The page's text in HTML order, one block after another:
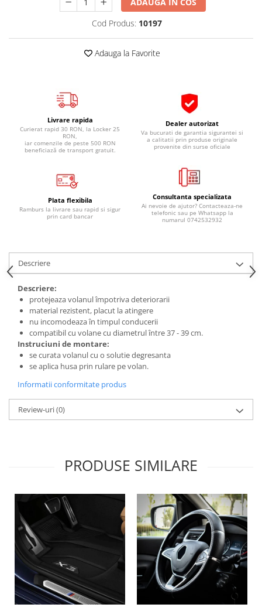
Pipe si fise bujii
Semnalizare
Oglinzi moto
BMW Motorrad
Consumabile BMW Motorrad
Ulei furca moto
Aditivi moto
Lichid de frana
Vaselina si spray-uri tehnice moto
Filtre moto
Filtru combustibil
Buson golire ulei
Filtru ulei moto
Filtru aer moto
Intretinere si curatare filtre moto
Intretinere echipament moto
Accesorii moto
Genti bagaje moto
Huse moto
Suporti si kituri montaj topcase
Suporti si placi prindere
Cod Produs: 10197
Adauga la Favorite
Livrare rapida
Curierat rapid 30 RON, la Locker 25
RON,
iar comenzile de peste 500 RON
beneficiază de transport gratuit.
Dealer autorizat
Va bucurati de garantia sigurantei si
a calitatii prin produse originale
provenite din surse oficiale
Plata flexibila
Ramburs la livrare sau rapid si sigur
prin card bancar
Consultanta specializata
Ai nevoie de ajutor? Contacteaza-ne
telefonic sau pe Whatsapp la
numarul 0742532932
Descriere
Descriere:
protejeaza volanul împotriva deteriorarii
material rezistent, placut la atingere
nu incomodeaza în timpul conducerii
compatibil cu volane cu diametrul între 37 - 39 cm.
Instruc­iuni de montare:
se curata volanul cu o solutie degresanta
se aplica husa prin rulare pe volan.
Informatii conformitate produs
Review-uri(0)
PRODUSE SIMILARE